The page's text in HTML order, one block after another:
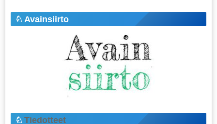
Avainsiirto
Tiedotteet